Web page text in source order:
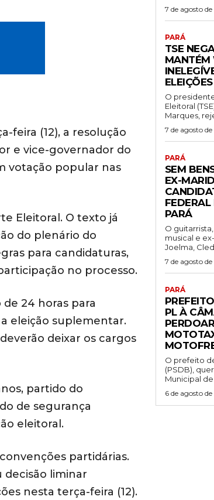
feira (12), a resolução
e vice-governador do
votação popular nas
Eleitoral. O texto já
do plenário do
para candidaturas,
no processo.
24 horas para
eleição suplementar.
deixar os cargos
partido do
de segurança
eleitoral.
partidárias.
decisão liminar
nesta terça-feira (12).
7 de agosto
PARÁ
TSE
MANTÉM
O
Eleitoral
Marques,
7 de agosto
PARÁ
SEM
EX-
PARÁ
O
musical e
Joelma,
7 de agosto
PARÁ
PL À
O prefeito
(PSDB),
Municipal de
6 de agosto